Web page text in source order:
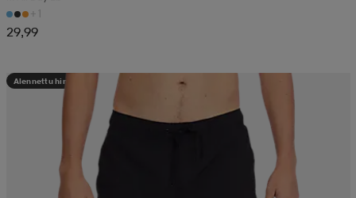
+1
29,99
Alennettu hinta